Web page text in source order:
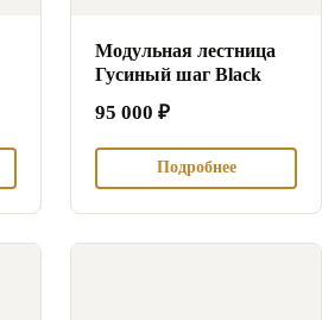
Модульная лестница
Гусиный шаг Black
95 000 ₽
Подробнее